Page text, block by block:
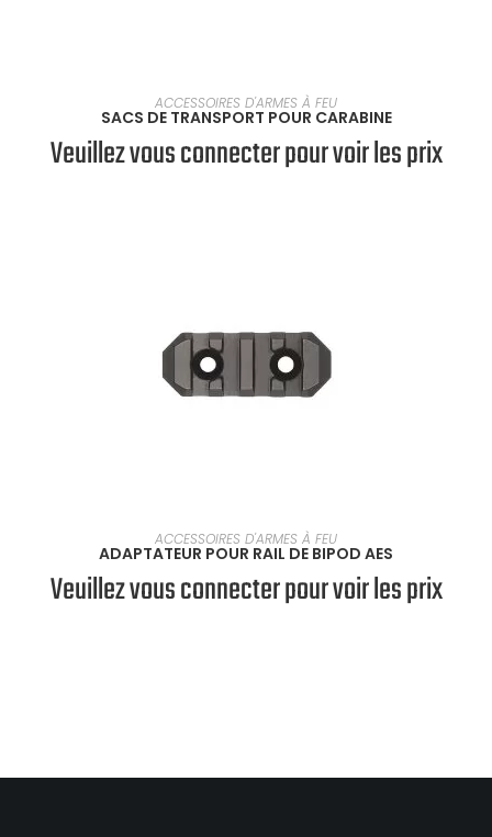
SÉLECTIONNER UNE OPTION
ACCESSOIRES D'ARMES À FEU
SACS DE TRANSPORT POUR CARABINE
Veuillez vous connecter pour voir les prix
SÉLECTIONNER UNE OPTION
ACCESSOIRES D'ARMES À FEU
ADAPTATEUR POUR RAIL DE BIPOD AES
Veuillez vous connecter pour voir les prix